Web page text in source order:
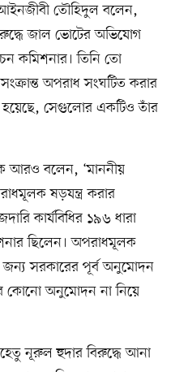
তৌহিদুল বলেন,
জাল ভোটের অভিযোগ
কমিশনার। তিনি তো
অপরাধ সংঘটিত করার
সেগুলোর একটিও তাঁর
বলেন, ‘মাননীয়
ষড়যন্ত্র করার
কার্যবিধির ১৯৬ ধারা
ছিলেন। অপরাধমূলক
জন্য সরকারের পূর্ব অনুমোদন
কোনো অনুমোদন না নিয়ে
নূরুল হুদার বিরুদ্ধে আনা